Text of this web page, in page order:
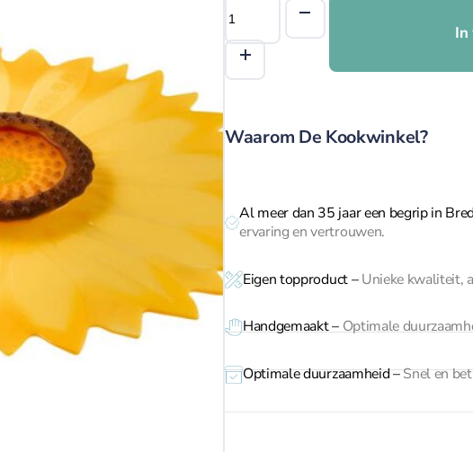
Viancin
Siliconen
deksel
cm
In
Waarom De Kookwinkel?
Al meer dan 35 jaar een begrip in
ervaring en vertrouwen.
Eigen topproduct–Unieke kwaliteit,
Handgemaakt –Optimale
Optimale duurzaamheid –Snel en